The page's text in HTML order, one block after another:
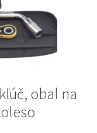
obal na